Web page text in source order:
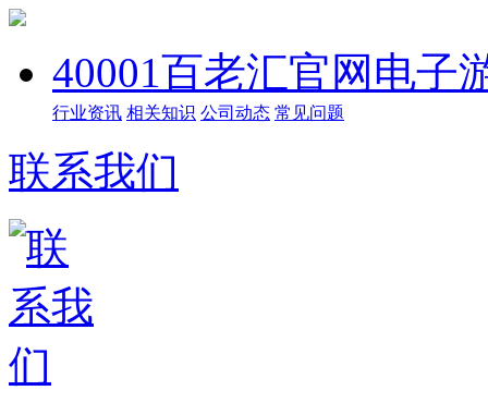
40001百老汇官网电子
行业资讯 相关知识 公司动态 常见问题
联系我们